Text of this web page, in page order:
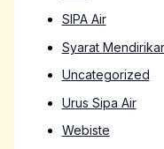
SIPA Air
Syarat
Uncategorized
Urus Sipa Air
Webiste